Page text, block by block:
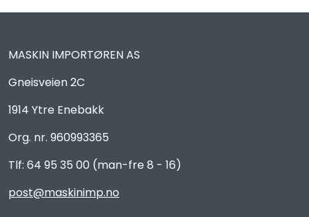
MASKIN IMPORTØREN AS
Gneisveien 2C
1914 Ytre Enebakk
Org. nr. 960993365
Tlf: 64 95 35 00 (man-fre 8 - 16)
post@maskinimp.no